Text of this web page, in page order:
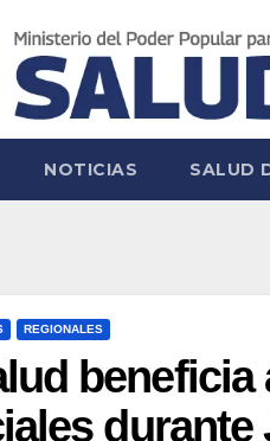
NOTICIAS SALUD
REGIONALES
beneficia
durante